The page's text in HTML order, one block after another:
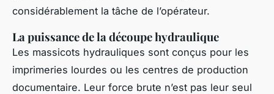
considérablement la tâche de l’opérateur.
La puissance de la découpe hydraulique
Les massicots hydrauliques sont conçus pour les
imprimeries lourdes ou les centres de production
documentaire. Leur force brute n’est pas leur seul